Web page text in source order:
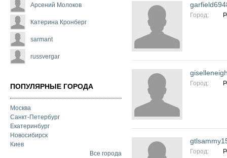
Арсений Молоков
Катерина Кронберг
sarmant
russvergar
ПОПУЛЯРНЫЕ ГОРОДА
Москва
Санкт-Петербург
Екатеринбург
Новосибирск
Киев
Все города
Город:
Город:
Город: